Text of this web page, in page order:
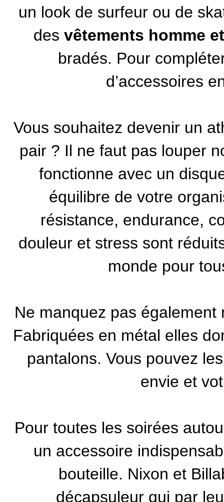
un look de surfeur ou de
des vêtements homme
bradés. Pour
d’accessoires
Vous souhaitez devenir un
pair ? Il ne faut pas louper
fonctionne avec un
équilibre de votre
résistance, endurance,
douleur et stress sont
monde pour
Ne manquez pas
Fabriquées en métal elles
pantalons. Vous pouvez
envie et
Pour toutes les soirées
un accessoire
bouteille. Nixon et
décapsuleur qui par